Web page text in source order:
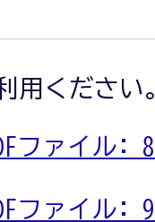
用ください
ファイル:
ファイル: